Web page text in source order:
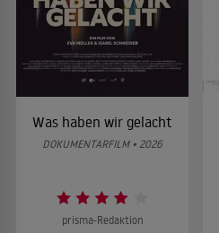
Was haben wir gelacht
DOKUMENTARFILM • 2026
prisma-Redaktion